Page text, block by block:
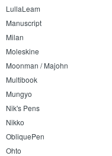
LullaLeam
Manuscript
Milan
Moleskine
Moonman / Majohn
Multibook
Mungyo
Nik's Pens
Nikko
ObliquePen
Ohto